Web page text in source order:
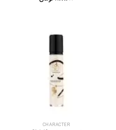
CHARACTER